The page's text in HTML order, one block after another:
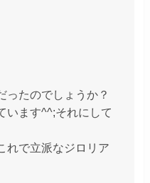
ったのでしょうか？
います^^;それにして
れで立派なジロリア